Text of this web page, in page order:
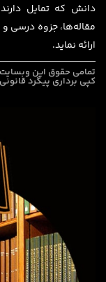
دانش که تمایل دارند
مقاله‌ها، جزوه درسی
ارائه نماید.
تمامی حقوق این وبسایت
کپی برداری پیگرد